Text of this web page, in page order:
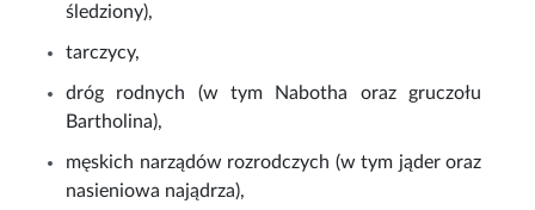
śledziony),
tarczycy,
dróg rodnych (w tym Nabotha oraz gruczołu
Bartholina),
męskich narządów rozrodczych (w tym jąder oraz
nasieniowa najądrza),